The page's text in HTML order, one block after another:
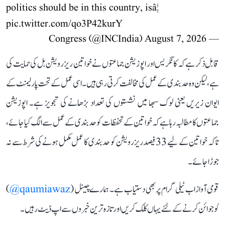
politics should be in this country, isâ¦
pic.twitter.com/qo3P42kurY
— Congress (@INCIndia)
August 7, 2026
قابل ذکر ہے کہ کانگریس اور اپوزیشن جماعتوں نے خواتین ریزرویشن بل کی حمایت کی
ہے، لیکن وہ حد بندی کے عمل کی مخالفت کرتی رہی ہیں۔ اسی عمل کے تحت پارلیمنٹ کے
ایوان زیریں یعنی لوک سبھا میں نشستوں کی تعداد بڑھانے کی تجویز ہے۔ اپوزیشن
جماعتوں کا مطالبہ رہا ہے کہ خواتین کے تحفظات کو حد بندی کے عمل سے الگ کیا جائے،
تاکہ خواتین کے لیے 33 فیصد ریزرویشن کو حد بندی کا عمل مکمل ہونے کی شرط سے نہ
جوڑا جائے۔
قومی آواز اب ٹیلی گرام پر بھی دستیاب ہے۔ ہمارے چینل (qaumiawaz@
)
کو جوائن کرنے کے لئے یہاں کلک کریں اور تازہ ترین خبروں سے اپ ڈیٹ رہیں۔